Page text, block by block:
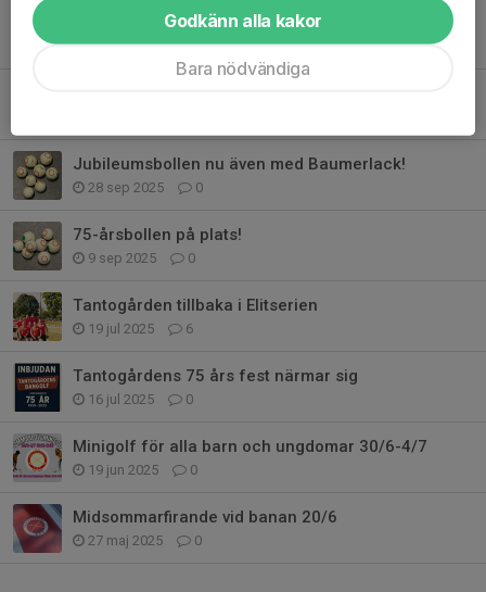
Bygg- och renoveringsinformation
13 nov 2025 2
Jubileumsbollen nu även med Baumerlack!
28 sep 2025 0
75-årsbollen på plats!
9 sep 2025 0
Tantogården tillbaka i Elitserien
19 jul 2025 6
Tantogårdens 75 års fest närmar sig
16 jul 2025 0
Minigolf för alla barn och ungdomar 30/6-4/7
19 jun 2025 0
Midsommarfirande vid banan 20/6
27 maj 2025 0
Godkänn alla kakor
Bara nödvändiga